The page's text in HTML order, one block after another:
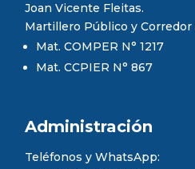
Joan Vicente Fleitas.
Martillero Público y
Mat. COMPER N° 1217
Mat. CCPIER N° 867
Administración
Teléfonos y WhatsApp: